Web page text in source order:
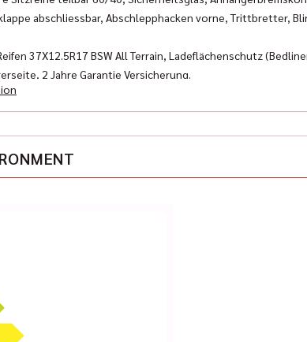
abschliessbar, Abschlepphacken vorne, Trittbretter,
37X12.5R17 BSW All Terrain, Ladeflächenschutz
2 Jahre Garantie Versicherung.
Car-Händler mit 47 Jahren Erfahrung auf dem Markt für
Chevrolet, Cadillac, GMC, Ford, Dodge, Jeep und
Schauen Sie doch einfach mal vorbei auf
19
13
427 164 -18
sale reserved